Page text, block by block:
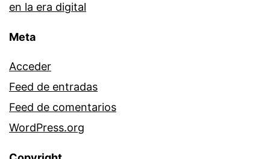
en la era digital
Meta
Acceder
Feed de entradas
Feed de comentarios
WordPress.org